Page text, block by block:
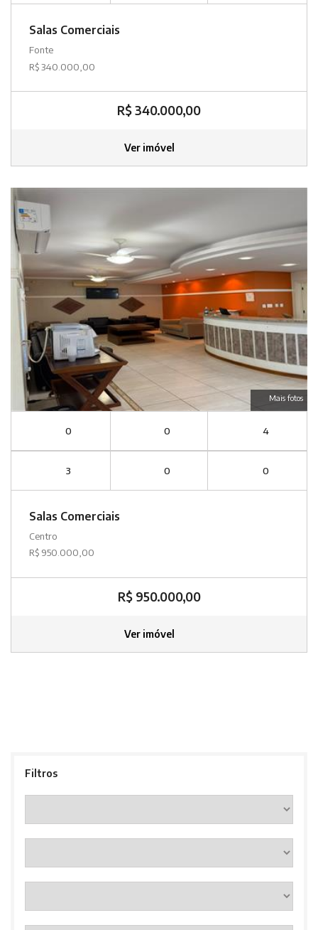
Salas Comerciais
Fonte
R$ 340.000,00
R$ 340.000,00
Ver imóvel
Mais fotos
0 0 4
3 0 0
Salas Comerciais
Centro
R$ 950.000,00
R$ 950.000,00
Ver imóvel
Filtros